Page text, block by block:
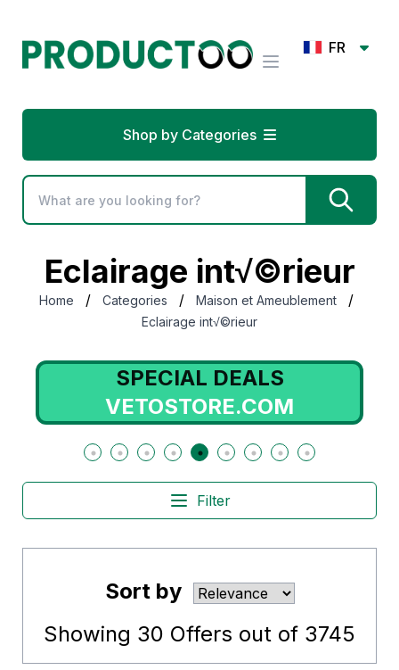
FR
Shop by Categories
Eclairage int√©rieur
Home / Categories / Maison et Ameublement /
Eclairage int√©rieur
SPECIAL DEALS
VETOSTORE.COM
Filter
Sort by
Showing 30 Offers out of 3745